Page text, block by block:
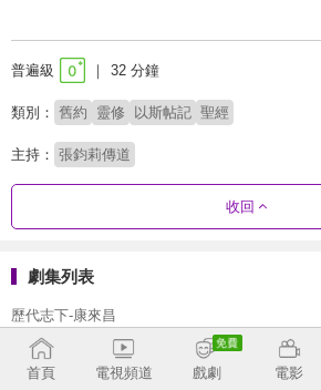
普遍級 32 分鐘
類別： 舊約 靈修 以斯帖記 聖經
主持： 張鈞莉傳道
收回
劇集列表
歷代志下-康來昌
歷代志上-康來昌
首頁 電視頻道 戲劇 電影